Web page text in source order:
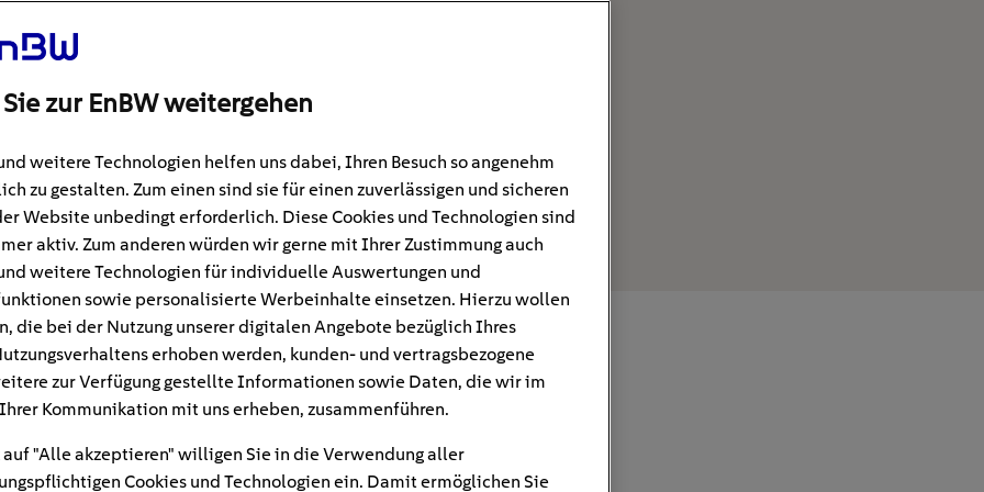
#Modernisieren und Bauen
So planen Sie Ihr
richtig
zur EnBW weitergehen
weitere Technologien helfen uns dabei, Ihren Besuch so angenehm
zu gestalten. Zum einen sind sie für einen zuverlässigen und sicheren
Website unbedingt erforderlich. Diese Cookies und Technologien sind
aktiv. Zum anderen würden wir gerne mit Ihrer Zustimmung auch
weitere Technologien für individuelle Auswertungen und
sowie personalisierte Werbeinhalte einsetzen. Hierzu wollen
die bei der Nutzung unserer digitalen Angebote bezüglich Ihres
erhoben werden, kunden- und vertragsbezogene
zur Verfügung gestellte Informationen sowie Daten, die wir im
Kommunikation mit uns erheben, zusammenführen.
"Alle akzeptieren" willigen Sie in die Verwendung aller
Cookies und Technologien ein. Damit ermöglichen Sie